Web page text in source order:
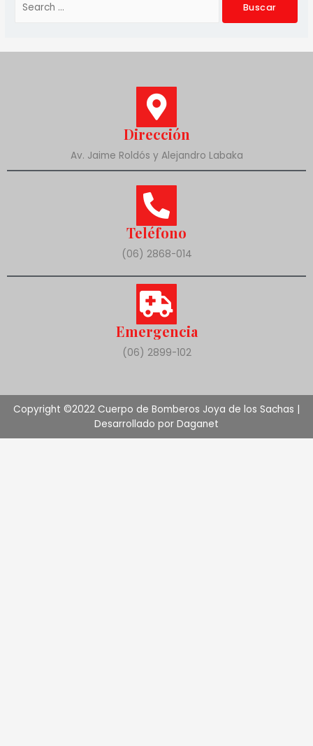
Dirección
Av. Jaime Roldós y Alejandro Labaka
Teléfono
(06) 2868-014
Emergencia
(06) 2899-102
Copyright ©2022 Cuerpo de Bomberos Joya de los Sachas |
Desarrollado por Daganet